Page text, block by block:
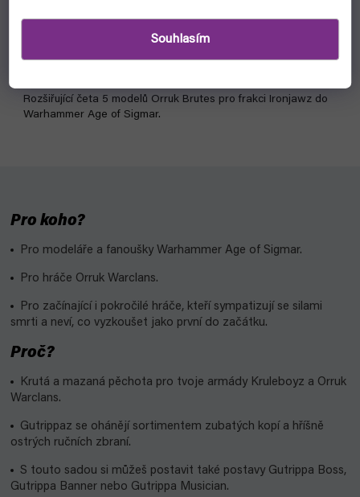
Souhlasím
989 Kč Do košíku
Rozšiřující četa 5 modelů Orruk Brutes pro frakci Ironjawz do
Warhammer Age of Sigmar.
Pro koho?
Pro modeláře a fanoušky Warhammer Age of Sigmar.
Pro hráče Orruk Warclans.
Pro začínající i pokročilé hráče, kteří sympatizují se silami
smrti a neví, co vyzkoušet jako první do začátku.
Proč?
Krutá a mazaná pěchota pro tvoje armády Kruleboyz a Orruk
Warclans.
Gutrippaz se ohánějí sortimentem zubatých kopí a hříšně
ostrých ručních zbraní.
S touto sadou si můžeš postavit také postavy Gutrippa Boss,
Gutrippa Banner nebo Gutrippa Musician.